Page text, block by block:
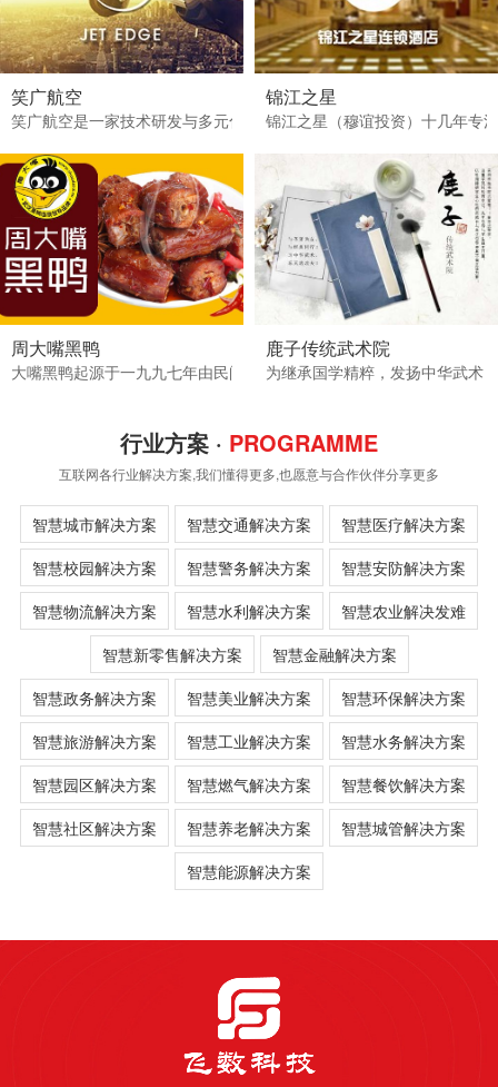
笑广航空
笑广航空是一家技术研发与多元化商贸相结合的有限责任公司。业务
锦江之星
锦江之星（穆谊投资）十几年专
周大嘴黑鸭
大嘴黑鸭起源于一九九七年由民间卤菜大师将秘方带到武汉开设家“
鹿子传统武术院
为继承国学精粹，发扬中华武术
行业方案 · PROGRAMME
互联网各行业解决方案,我们懂得更多,也愿意与合作伙伴分享更多
智慧城市解决方案 智慧交通解决方案
智慧医疗解决方案
智慧校园解决方案
智慧警务解决方案
智慧安防解决方案
智慧物流解决方案
智慧水利解决方案
智慧农业解决发难
智慧新零售解决方案
智慧金融解决方案
智慧政务解决方案
智慧美业解决方案
智慧环保解决方案
智慧旅游解决方案
智慧工业解决方案
智慧水务解决方案
智慧园区解决方案
智慧燃气解决方案
智慧餐饮解决方案
智慧社区解决方案
智慧养老解决方案
智慧城管解决方案
智慧能源解决方案